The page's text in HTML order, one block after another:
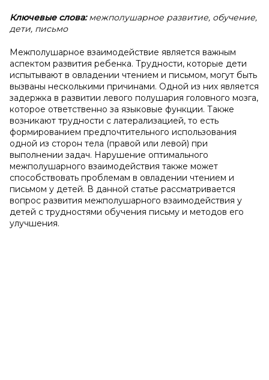
Ключевые слова:межполушарное развитие, обучение,
дети, письмо
Межполушарное взаимодействие является важным
аспектом развития ребенка. Трудности, которые дети
испытывают в овладении чтением и письмом, могут быть
вызваны несколькими причинами. Одной из них является
задержка в развитии левого полушария головного мозга,
которое ответственно за языковые функции. Также
возникают трудности с латерализацией, то есть
формированием предпочтительного использования
одной из сторон тела (правой или левой) при
выполнении задач. Нарушение оптимального
межполушарного взаимодействия также может
способствовать проблемам в овладении чтением и
письмом у детей. В данной статье рассматривается
вопрос развития межполушарного взаимодействия у
детей с трудностями обучения письму и методов его
улучшения.